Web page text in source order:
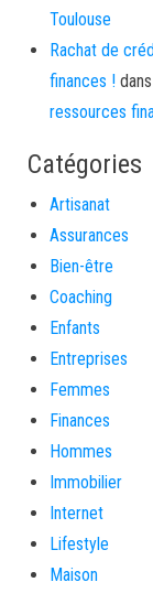
Toulouse
Rachat de
finances ! dans
ressources
Catégories
Artisanat
Assurances
Bien-être
Coaching
Enfants
Entreprises
Femmes
Finances
Hommes
Immobilier
Internet
Lifestyle
Maison